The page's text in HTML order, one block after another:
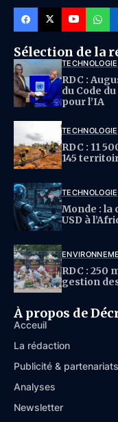
Sélection de la
TECHNOLOGIE
RDC :
du Code
pour l’IA
TECHNOLOGIE
RDC : 11
145
TECHNOLOGIE
Monde : la
USD à
RDC : 250
gestion
À propos de
Acceuil
La rédaction
Publicité & partenariats
Analyses
Newsletter